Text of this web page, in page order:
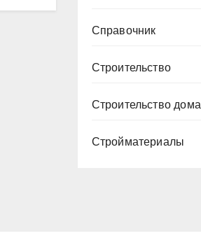
Справочник
Строительство
Строительство дома
Стройматериалы